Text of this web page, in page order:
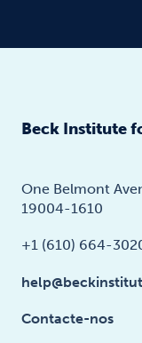
Beck Institute
One Belmont
19004-1610
+1 (610) 664-
Contacte-nos